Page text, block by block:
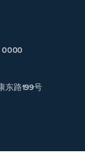
0000
东路199号